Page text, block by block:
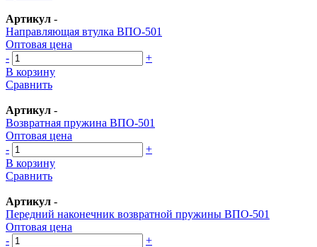
Артикул -
Направляющая втулка ВПО-501
Оптовая цена
-
+
В корзину
Сравнить
Артикул -
Возвратная пружина ВПО-501
Оптовая цена
-
+
В корзину
Сравнить
Артикул -
Передний наконечник возвратной пружины ВПО-501
Оптовая цена
-
+